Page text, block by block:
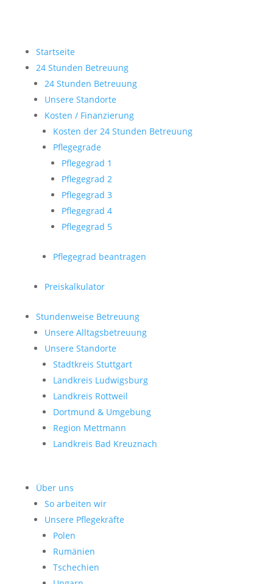
Startseite
24 Stunden Betreuung
24 Stunden Betreuung
Unsere Standorte
Kosten / Finanzierung
Kosten der 24 Stunden Betreuung
Pflegegrade
Pflegegrad 1
Pflegegrad 2
Pflegegrad 3
Pflegegrad 4
Pflegegrad 5
Pflegegrad beantragen
Preiskalkulator
Stundenweise Betreuung
Unsere Alltagsbetreuung
Unsere Standorte
Stadtkreis Stuttgart
Landkreis Ludwigsburg
Landkreis Rottweil
Dortmund & Umgebung
Region Mettmann
Landkreis Bad Kreuznach
Über uns
So arbeiten wir
Unsere Pflegekräfte
Polen
Rumänien
Tschechien